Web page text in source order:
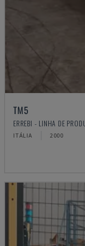
TM5
ERREBI - LINHA DE
ITÁLIA 2000